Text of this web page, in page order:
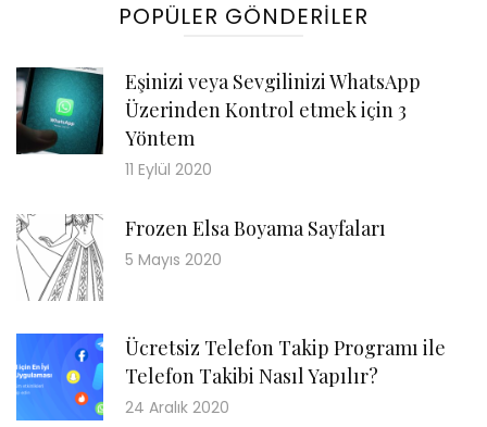
POPÜLER GÖNDERILER
Eşinizi veya Sevgilinizi WhatsApp
Üzerinden Kontrol etmek için 3
Yöntem
11 Eylül 2020
Frozen Elsa Boyama Sayfaları
5 Mayıs 2020
Ücretsiz Telefon Takip Programı ile
Telefon Takibi Nasıl Yapılır?
24 Aralık 2020